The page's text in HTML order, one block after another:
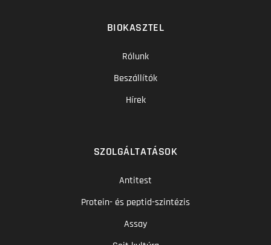
BIOKASZTEL
Rólunk
Beszállítók
Hírek
SZOLGÁLTATÁSOK
Antitest
Protein- és peptid-szintézis
Assay